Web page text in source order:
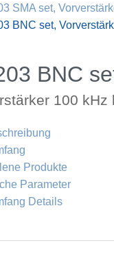
SMA set,
BNC set,
BNC
100 kHz
Produkte
Parameter
Details